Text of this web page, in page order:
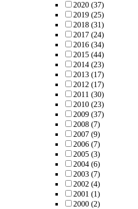
2020 (37)
2019 (25)
2018 (31)
2017 (24)
2016 (34)
2015 (44)
2014 (23)
2013 (17)
2012 (17)
2011 (30)
2010 (23)
2009 (37)
2008 (7)
2007 (9)
2006 (7)
2005 (3)
2004 (6)
2003 (7)
2002 (4)
2001 (1)
2000 (2)